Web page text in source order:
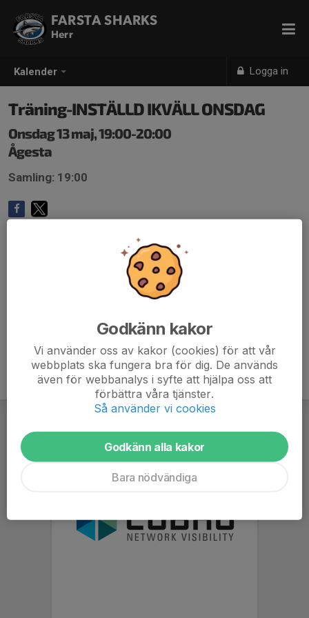
Kalender Logga in
FARSTA SHARKS
Herr
Träning-INSTÄLLD IKVÄLL ONSDAG
Onsdag 13 maj, 19:00-20:00
Ågesta
Samling: 19:00
Godkänn kakor
Vi använder oss av kakor (cookies) för att vår
webbplats ska fungera bra för dig. De används
även för webbanalys i syfte att hjälpa oss att
förbättra våra tjänster.
Så använder vi cookies
Godkänn alla kakor
Bara nödvändiga